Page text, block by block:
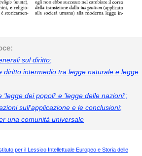
sul diritto;
diritto intermedio tra legge naturale e legge
'legge dei popoli' e 'legge delle nazioni';
sull'applicazione e le conclusioni;
una comunità universale
per il Lessico Intellettuale Europeo e Storia delle